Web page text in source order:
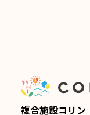
複合施設コリン